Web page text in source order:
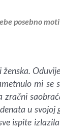
posebno
mi se
u
ispite